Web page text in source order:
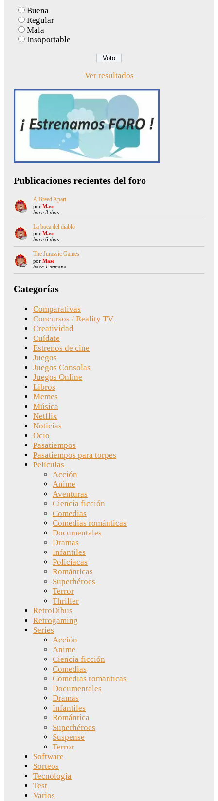
Buena
Regular
Mala
Insoportable
Ver resultados
Publicaciones recientes del foro
A Breed Apart
por Mase
hace 3 días
La boca del diablo
por Mase
hace 6 días
The Jurassic Games
por Mase
hace 1 semana
Categorías
Comparativas
Concursos / Reality TV
Creatividad
Cuídate
Estrenos de cine
Juegos
Juegos Consolas
Juegos Online
Libros
Memes
Música
Netflix
Noticias
Ocio
Pasatiempos
Pasatiempos para torpes
Películas
Acción
Anime
Aventuras
Ciencia ficción
Comedias
Comedias románticas
Documentales
Dramas
Infantiles
Policíacas
Románticas
Superhéroes
Terror
Thriller
RetroDibus
Retrogaming
Series
Acción
Anime
Ciencia ficción
Comedias
Comedias románticas
Documentales
Dramas
Infantiles
Romántica
Superhéroes
Suspense
Terror
Software
Sorteos
Tecnología
Test
Varios